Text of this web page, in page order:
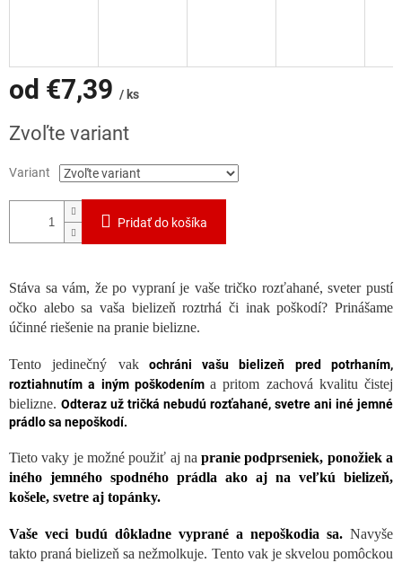
od €7,39 / ks
cena:
Zvoľte variant
Variant
Pridať do košíka
Stáva sa vám, že po vypraní je vaše tričko rozťahané, sveter pustí
očko alebo sa vaša bielizeň roztrhá či inak poškodí? Prinášame
účinné riešenie na pranie bielizne.
Tento jedinečný vakochráni vašu bielizeň pred potrhaním,
roztiahnutím a iným poškodením a pritom zachová kvalitu čistej
bielizne. Odteraz už tričká nebudú rozťahané, svetre ani iné jemné
prádlo sa nepoškodí.
Tieto vaky je možné použiť aj napranie podprseniek, ponožiek a
iného jemného spodného prádla ako aj na veľkú bielizeň,
košele, svetre aj topánky.
Vaše veci budú dôkladne vyprané a nepoškodia sa. Navyše
takto praná bielizeň sa nežmolkuje. Tento vak je skvelou pomôckou